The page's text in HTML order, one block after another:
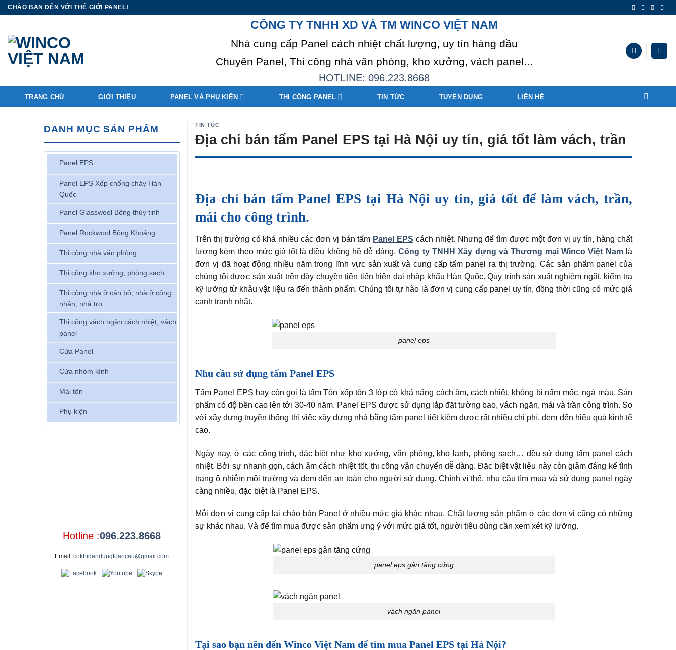
SkipCHÀO BẠN ĐẾN VỚI THẾ GIỚI PANEL!
CÔNG TY TNHH XD VÀ TM WINCO VIỆT NAM
Nhà cung cấp Panel cách nhiệt chất lượng, uy tín hàng đầu
Chuyên Panel, Thi công nhà văn phòng, kho xưởng, vách panel...
HOTLINE: 096.223.8668
TRANG CHỦ GIỚI THIỆU PANEL VÀ PHỤ KIỆN THI CÔNG PANEL TIN TỨC TUYỂN DỤNG LIÊN HỆ
DANH MỤC SẢN PHẨM
Panel EPS
Panel EPS Xốp chống cháy Hàn
Quốc
Panel Glasswool Bông thủy tinh
Panel Rockwool Bông Khoáng
Thi công nhà văn phòng
Thi công kho xưởng, phòng sạch
Thi công nhà ở cán bộ, nhà ở công
nhân, nhà trọ
Thi công vách ngăn cách nhiệt, vách
panel
Cửa Panel
Cửa nhôm kính
Mái tôn
Phụ kiện
Hotline :096.223.8668
Email :cokhidandungtoancau@gmail.com
TIN TỨC
Địa chỉ bán tấm Panel EPS tại Hà Nội uy tín, giá tốt làm vách, trần
Địa chỉ bán tấm Panel EPS tại Hà Nội uy tín, giá tốt để làm vách, trần,
mái cho công trình.
Trên thị trường có khá nhiều các đơn vị bán tấm Panel EPS cách nhiệt. Nhưng để tìm được một đơn vị uy tín, hàng chất
lượng kèm theo mức giá tốt là điều không hề dễ dàng.Công ty TNHH Xây dựng và Thương mại Winco Việt Namlà
đơn vị đã hoạt động nhiều năm trong lĩnh vực sản xuất và cung cấp tấm panel ra thị trường. Các sản phẩm panel của
chúng tôi được sản xuất trên dây chuyền tiên tiến hiện đại nhập khẩu Hàn Quốc. Quy trình sản xuất nghiêm ngặt, kiểm tra
kỹ lưỡng từ khâu vật liệu ra đến thành phẩm. Chúng tôi tự hào là đơn vị cung cấp panel uy tín, đồng thời cũng có mức giá
cạnh tranh nhất.
panel eps
Nhu cầu sử dụng tấm Panel EPS
Tấm Panel EPS hay còn gọi là tấm Tôn xốp tôn 3 lớp có khả năng cách âm, cách nhiệt, không bị nấm mốc, ngả màu. Sản
phẩm có độ bền cao lên tới 30-40 năm. Panel EPS được sử dụng lắp đặt tường bao, vách ngăn, mái và trần công trình. So
với xây dựng truyền thống thì việc xây dựng nhà bằng tấm panel tiết kiệm được rất nhiều chi phí, đem đến hiệu quả kinh tế
cao.
Ngày nay, ở các công trình, đặc biệt như kho xưởng, văn phòng, kho lạnh, phòng sạch… đều sử dụng tấm panel cách
nhiệt. Bởi sự nhanh gọn, cách âm cách nhiệt tốt, thi công vận chuyển dễ dàng. Đặc biệt vật liệu này còn giảm đáng kể tình
trạng ô nhiễm môi trường và đem đến an toàn cho người sử dụng. Chính vì thế, nhu cầu tìm mua và sử dụng panel ngày
càng nhiều, đặc biệt là Panel EPS.
Mỗi đơn vị cung cấp lại chào bán Panel ở nhiều mức giá khác nhau. Chất lượng sản phẩm ở các đơn vị cũng có những
sự khác nhau. Và để tìm mua được sản phẩm ưng ý với mức giá tốt, người tiêu dùng cần xem xét kỹ lưỡng.
panel eps gân tăng cứng
vách ngăn panel
Tại sao bạn nên đến Winco Việt Nam để tìm mua Panel EPS tại Hà Nội?